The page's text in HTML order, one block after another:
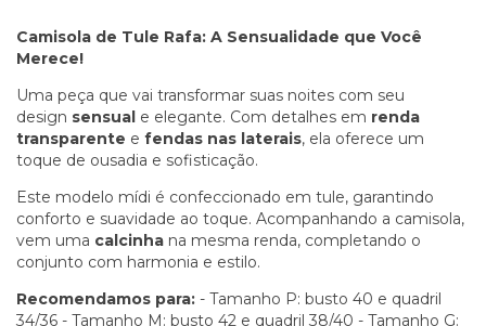
Camisola de Tule Rafa: A Sensualidade que Você
Merece!
Uma peça que vai transformar suas noites com seu
design sensual e elegante. Com detalhes em renda
transparente e fendas nas laterais, ela oferece um
toque de ousadia e sofisticação.
Este modelo mídi é confeccionado em tule, garantindo
conforto e suavidade ao toque. Acompanhando a camisola,
vem uma calcinha na mesma renda, completando o
conjunto com harmonia e estilo.
Recomendamos para: - Tamanho P: busto 40 e quadril
34/36 - Tamanho M: busto 42 e quadril 38/40 - Tamanho G: